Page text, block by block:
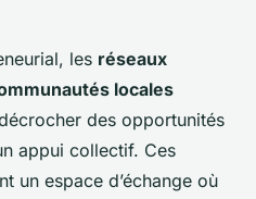
les réseaux
locales
des opportunités
appui collectif. Ces
un espace d’échange où